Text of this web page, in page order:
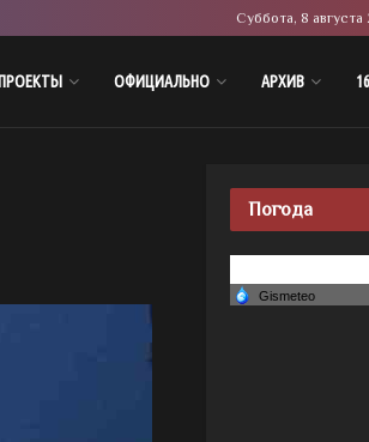
Суббота, 8 августа
ОФИЦИАЛЬНО АРХИВ
Погода